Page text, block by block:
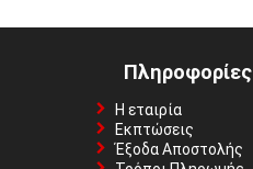
Πληροφορίες
Η εταιρία
Εκπτώσεις
Έξοδα Αποστολής